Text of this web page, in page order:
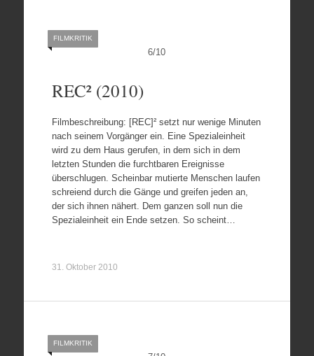
6/10
FILMKRITIK
REC² (2010)
Filmbeschreibung: [REC]² setzt nur wenige Minuten
nach seinem Vorgänger ein. Eine Spezialeinheit
wird zu dem Haus gerufen, in dem sich in dem
letzten Stunden die furchtbaren Ereignisse
überschlugen. Scheinbar mutierte Menschen laufen
schreiend durch die Gänge und greifen jeden an,
der sich ihnen nähert. Dem ganzen soll nun die
Spezialeinheit ein Ende setzen. So scheint…
31. Oktober 2010
FILMKRITIK